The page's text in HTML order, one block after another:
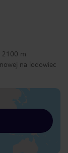
2100 m
na lodowiec